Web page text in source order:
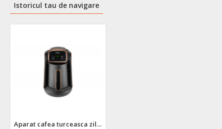
Istoricul tau de navigare
Aparat cafea turceasca zilan zln1139 - 600w, 600ml, display led, oprire automata